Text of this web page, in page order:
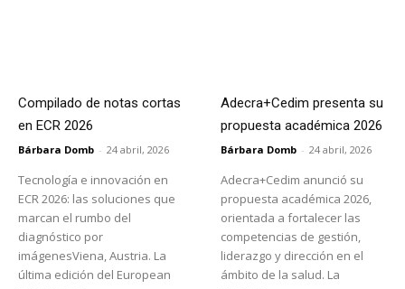
Compilado de notas cortas
en ECR 2026
Bárbara Domb - 24 abril, 2026
Tecnología e innovación en
ECR 2026: las soluciones que
marcan el rumbo del
diagnóstico por
imágenesViena, Austria. La
última edición del European
Adecra+Cedim presenta su
propuesta académica 2026
Bárbara Domb - 24 abril, 2026
Adecra+Cedim anunció su
propuesta académica 2026,
orientada a fortalecer las
competencias de gestión,
liderazgo y dirección en el
ámbito de la salud. La